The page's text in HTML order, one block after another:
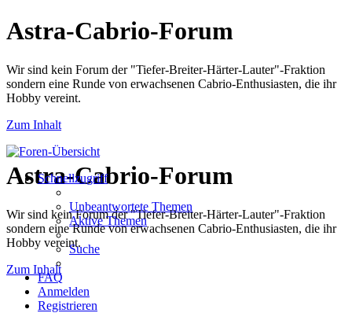
Astra-Cabrio-Forum
Wir sind kein Forum der "Tiefer-Breiter-Härter-Lauter"-Fraktion
sondern eine Runde von erwachsenen Cabrio-Enthusiasten, die ihr
Hobby vereint.
Zum Inhalt
Astra-Cabrio-Forum
Wir sind kein Forum der "Tiefer-Breiter-Härter-Lauter"-Fraktion
sondern eine Runde von erwachsenen Cabrio-Enthusiasten, die ihr
Hobby vereint.
Zum Inhalt
Schnellzugriff
Unbeantwortete Themen
Aktive Themen
Suche
FAQ
Anmelden
Registrieren